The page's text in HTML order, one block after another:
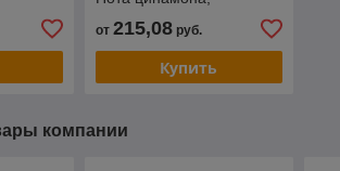
от 215,08руб.
Купить
компании